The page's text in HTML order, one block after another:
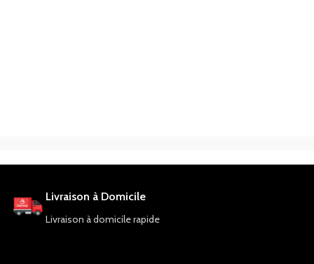
Livraison à Domicile
Livraison à domicile rapide